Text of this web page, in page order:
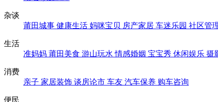
杂谈
莆田城事 健康生活 妈咪宝贝 房产家居 车迷乐园 社区管
生活
准妈妈 莆田美食 游山玩水 情感婚姻 宝宝秀 休闲娱乐 摄
消费
亲子 家居装饰 谈房论市 车友 汽车保养 购车咨询
便民